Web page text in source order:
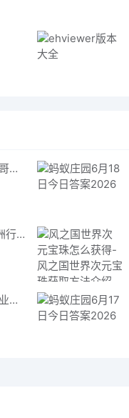
哥特王朝重制版爬虫铠甲获取指南 哥特王朝重制版爬虫铠甲获取方法
三角洲行动6月18日今日密码 三角洲行动2026年6月18今日摩斯密码分享
星际矿业研究点数获取指南 星际矿业研究点数获取方法